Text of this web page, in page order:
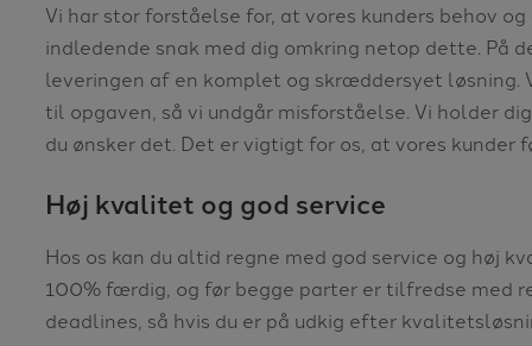
Vi har stor forståelse for, at vores kunders behov
indledende snak med dig omkring netop dette. På
leveringen af en komplet og skræddersyet
til opgaven, så vi undgår misforståelse. Vi holder
du ønsker det. Det er vigtigt for os, at vores kunder
Høj kvalitet og god service
Hos os kan du altid regne med god service og høj
100% færdig, og før begge parter er tilfredse med
deadlines, så hvis du er på udkig efter